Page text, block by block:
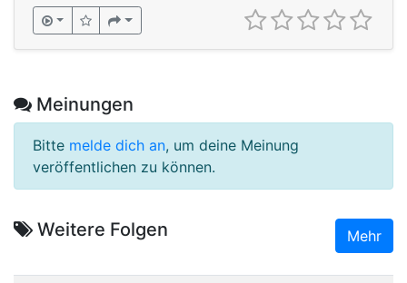
Meinungen
Bitte melde dich an, um deine Meinung
veröffentlichen zu können.
Weitere Folgen Mehr